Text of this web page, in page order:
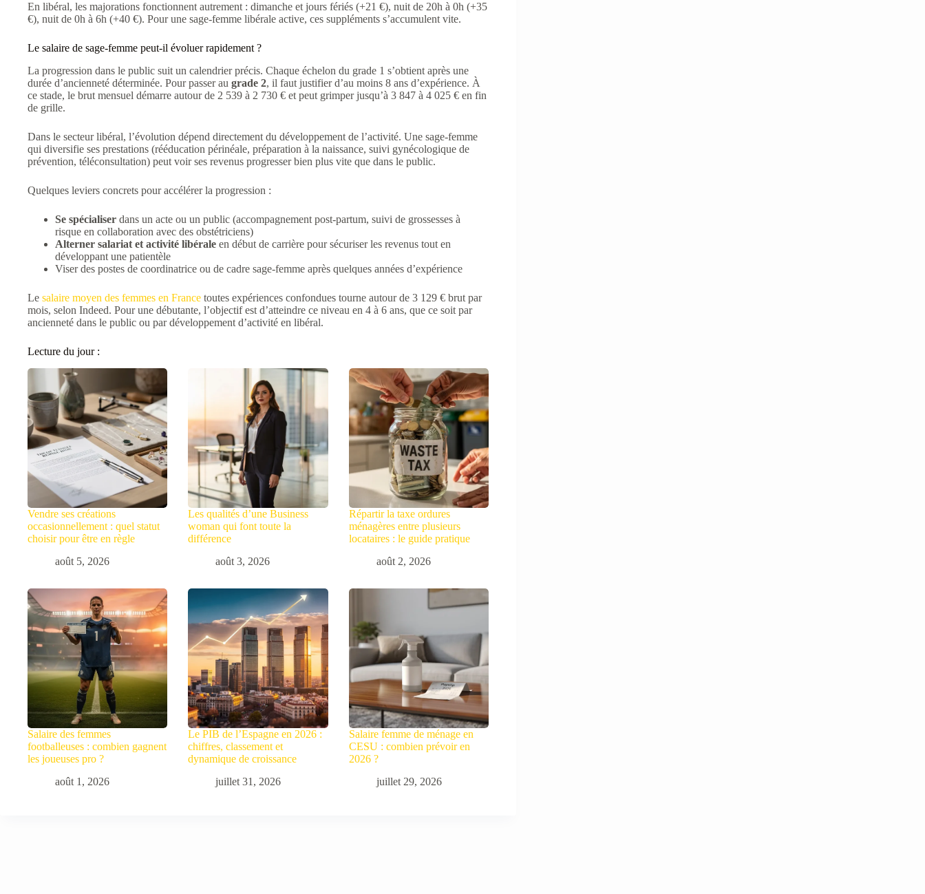
En libéral, les majorations fonctionnent autrement : dimanche et jours fériés (+21 €), nuit de 20h à 0h (+35
€), nuit de 0h à 6h (+40 €). Pour une sage-femme libérale active, ces suppléments s’accumulent vite.
Le salaire de sage-femme peut-il évoluer rapidement ?
La progression dans le public suit un calendrier précis. Chaque échelon du grade 1 s’obtient après une
durée d’ancienneté déterminée. Pour passer au grade 2, il faut justifier d’au moins 8 ans d’expérience. À
ce stade, le brut mensuel démarre autour de 2 539 à 2 730 € et peut grimper jusqu’à 3 847 à 4 025 € en fin
de grille.
Dans le secteur libéral, l’évolution dépend directement du développement de l’activité. Une sage-femme
qui diversifie ses prestations (rééducation périnéale, préparation à la naissance, suivi gynécologique de
prévention, téléconsultation) peut voir ses revenus progresser bien plus vite que dans le public.
Quelques leviers concrets pour accélérer la progression :
Se spécialiser dans un acte ou un public (accompagnement post-partum, suivi de grossesses à
risque en collaboration avec des obstétriciens)
Alterner salariat et activité libérale en début de carrière pour sécuriser les revenus tout en
développant une patientèle
Viser des postes de coordinatrice ou de cadre sage-femme après quelques années d’expérience
Le salaire moyen des femmes en France toutes expériences confondues tourne autour de 3 129 € brut par
mois, selon Indeed. Pour une débutante, l’objectif est d’atteindre ce niveau en 4 à 6 ans, que ce soit par
ancienneté dans le public ou par développement d’activité en libéral.
Lecture du jour :
Vendre ses créations
occasionnellement : quel statut
choisir pour être en règle
août 5, 2026
Les qualités d’une Business
woman qui font toute la
différence
août 3, 2026
Répartir la taxe ordures
ménagères entre plusieurs
locataires : le guide pratique
août 2, 2026
Salaire des femmes
footballeuses : combien gagnent
les joueuses pro ?
août 1, 2026
Le PIB de l’Espagne en 2026 :
chiffres, classement et
dynamique de croissance
juillet 31, 2026
Salaire femme de ménage en
CESU : combien prévoir en
2026 ?
juillet 29, 2026